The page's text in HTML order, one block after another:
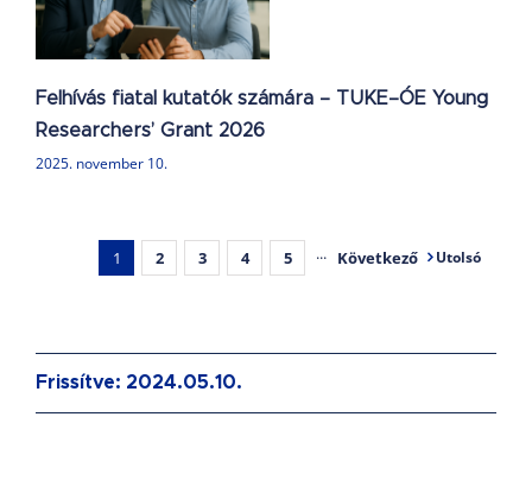
Felhívás fiatal kutatók számára – TUKE–ÓE Young
Researchers’ Grant 2026
2025. november 10.
1 2 3 4 5 ··· Következő Utolsó
Frissítve: 2024.05.10.